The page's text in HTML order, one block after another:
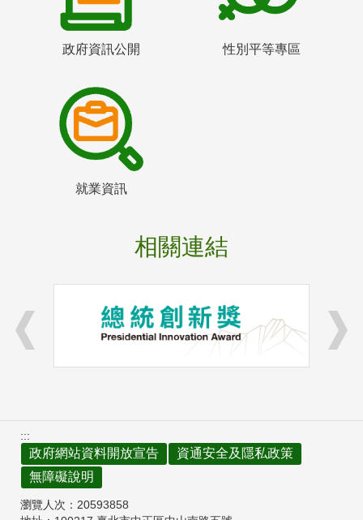
政府資訊公開 性別平等專區
就業資訊
相關連結
:::
政府網站資料開放宣告
資通安全及隱私政策
無障礙說明
瀏覽人次： 20593858